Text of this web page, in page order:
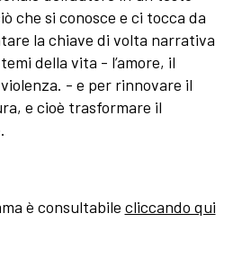
che si conosce e ci tocca da
la chiave di volta narrativa
della vita - l’amore, il
- e per rinnovare il
e cioè trasformare il
è consultabile cliccando qui